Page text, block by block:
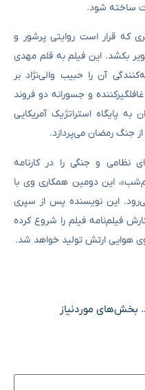
که قرار است روایتی پرشور و
بکشد. این فیلم به قلم مهدی
آن را حبیب والی‌نژاد بر
و جسورانه دو فروند
ایران به پایگاه استراتژیک آمریکایی
جنگ رمضان می‌پردازد.
نظامی و جنگی را در کارنامه
این دومین همکاری وی با
این نویسنده پس از سپری
فیلم‌نامه فیلم را شروع کرده
هوایی ارتش تولید خواهد شد.
بخش‌های موردنیاز